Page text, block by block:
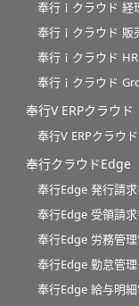
奉行ｉクラウド 経
奉行ｉクラウド 販
奉行ｉクラウド
奉行ｉクラウド
奉行V ERPクラウド
奉行V ERPクラウ
奉行クラウドEdge
奉行Edge 発行請求
奉行Edge 受領請求
奉行Edge 労務管
奉行Edge 勤怠管理
奉行Edge 給与明